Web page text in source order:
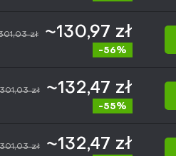
zł ~130,97 zł
-56%
301,03 zł ~132,47 zł
-55%
301,03 zł ~132,47 zł